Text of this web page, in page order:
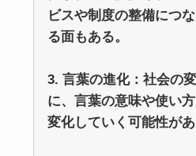
ビスや制度の整備につ
る面もある。
3. 言葉の進化：社会の
に、言葉の意味や使い
変化していく可能性があ